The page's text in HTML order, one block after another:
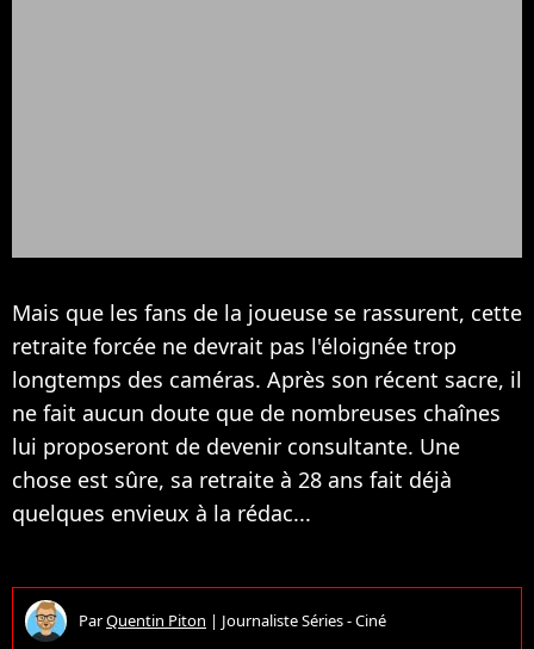
Mais que les fans de la joueuse se rassurent, cette
retraite forcée ne devrait pas l'éloignée trop
longtemps des caméras. Après son récent sacre, il
ne fait aucun doute que de nombreuses chaînes
lui proposeront de devenir consultante. Une
chose est sûre, sa retraite à 28 ans fait déjà
quelques envieux à la rédac...
ParQuentin Piton | Journaliste Séries - Ciné